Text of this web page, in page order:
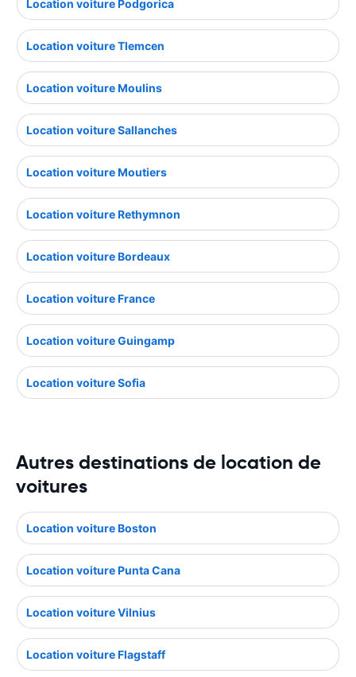
Location voiture Podgorica
Location voiture Tlemcen
Location voiture Moulins
Location voiture Sallanches
Location voiture Moutiers
Location voiture Rethymnon
Location voiture Bordeaux
Location voiture France
Location voiture Guingamp
Location voiture Sofia
Autres destinations de location de
voitures
Location voiture Boston
Location voiture Punta Cana
Location voiture Vilnius
Location voiture Flagstaff